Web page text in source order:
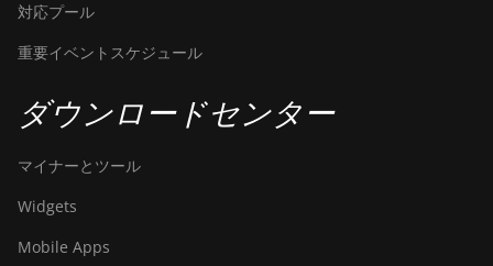
対応プール
重要イベントスケジュール
ダウンロードセンター
マイナーとツール
Widgets
Mobile Apps